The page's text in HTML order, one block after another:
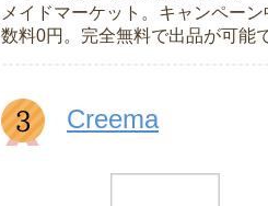
メイドマーケット。キャンペー
数料0円。完全無料で出品が可能
Creema